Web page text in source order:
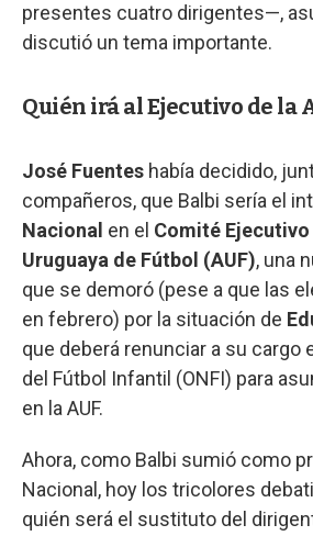
presentes cuatro dirigentes—,
discutió un tema importante.
Quién irá al Ejecutivo de la
José Fuentes había decidido,
compañeros, que Balbi sería el
Nacional en el Comité
Uruguaya de Fútbol (AUF), una
que se demoró (pese a que las
en febrero) por la situación de
que deberá renunciar a su cargo
del Fútbol Infantil (ONFI) para
en la AUF.
Ahora, como Balbi sumió como
Nacional, hoy los tricolores
quién será el sustituto del